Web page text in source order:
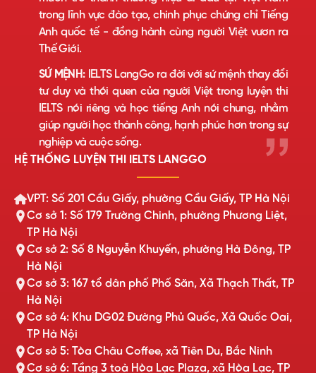
trong lĩnh vực đào tạo, chinh phục chứng chỉ Tiếng
Anh quốc tế - đồng hành cùng người Việt vươn ra
Thế Giới.
SỨ MỆNH:IELTS LangGo ra đời với sứ mệnh thay đổi
tư duy và thói quen của người Việt trong luyện thi
IELTS nói riêng và học tiếng Anh nói chung, nhằm
giúp người học thành công, hạnh phúc hơn trong sự
nghiệp và cuộc sống.
HỆ THỐNG LUYỆN THI IELTS LANGGO
VPT: Số 201 Cầu Giấy, phường Cầu Giấy, TP Hà Nội
Cơ sở 1: Số 179 Trường Chinh, phường Phương Liệt,
TP Hà Nội
Cơ sở 2: Số 8 Nguyễn Khuyến, phường Hà Đông, TP
Hà Nội
Cơ sở 3: 167 tổ dân phố Phố Săn, Xã Thạch Thất, TP
Hà Nội
Cơ sở 4: Khu DG02 Đường Phủ Quốc, Xã Quốc Oai,
TP Hà Nội
Cơ sở 5: Tòa Châu Coffee, xã Tiên Du, Bắc Ninh
Cơ sở 6: Tầng 3 toà Hòa Lạc Plaza, xã Hòa Lạc, TP